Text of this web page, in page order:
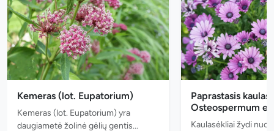
Kemeras (lot. Eupatorium)
Kemeras (lot. Eupatorium) yra
daugiametė žolinė gėlių gentis...
Paprastasis
Osteospermum
Kaulasėkliai žydi nuo